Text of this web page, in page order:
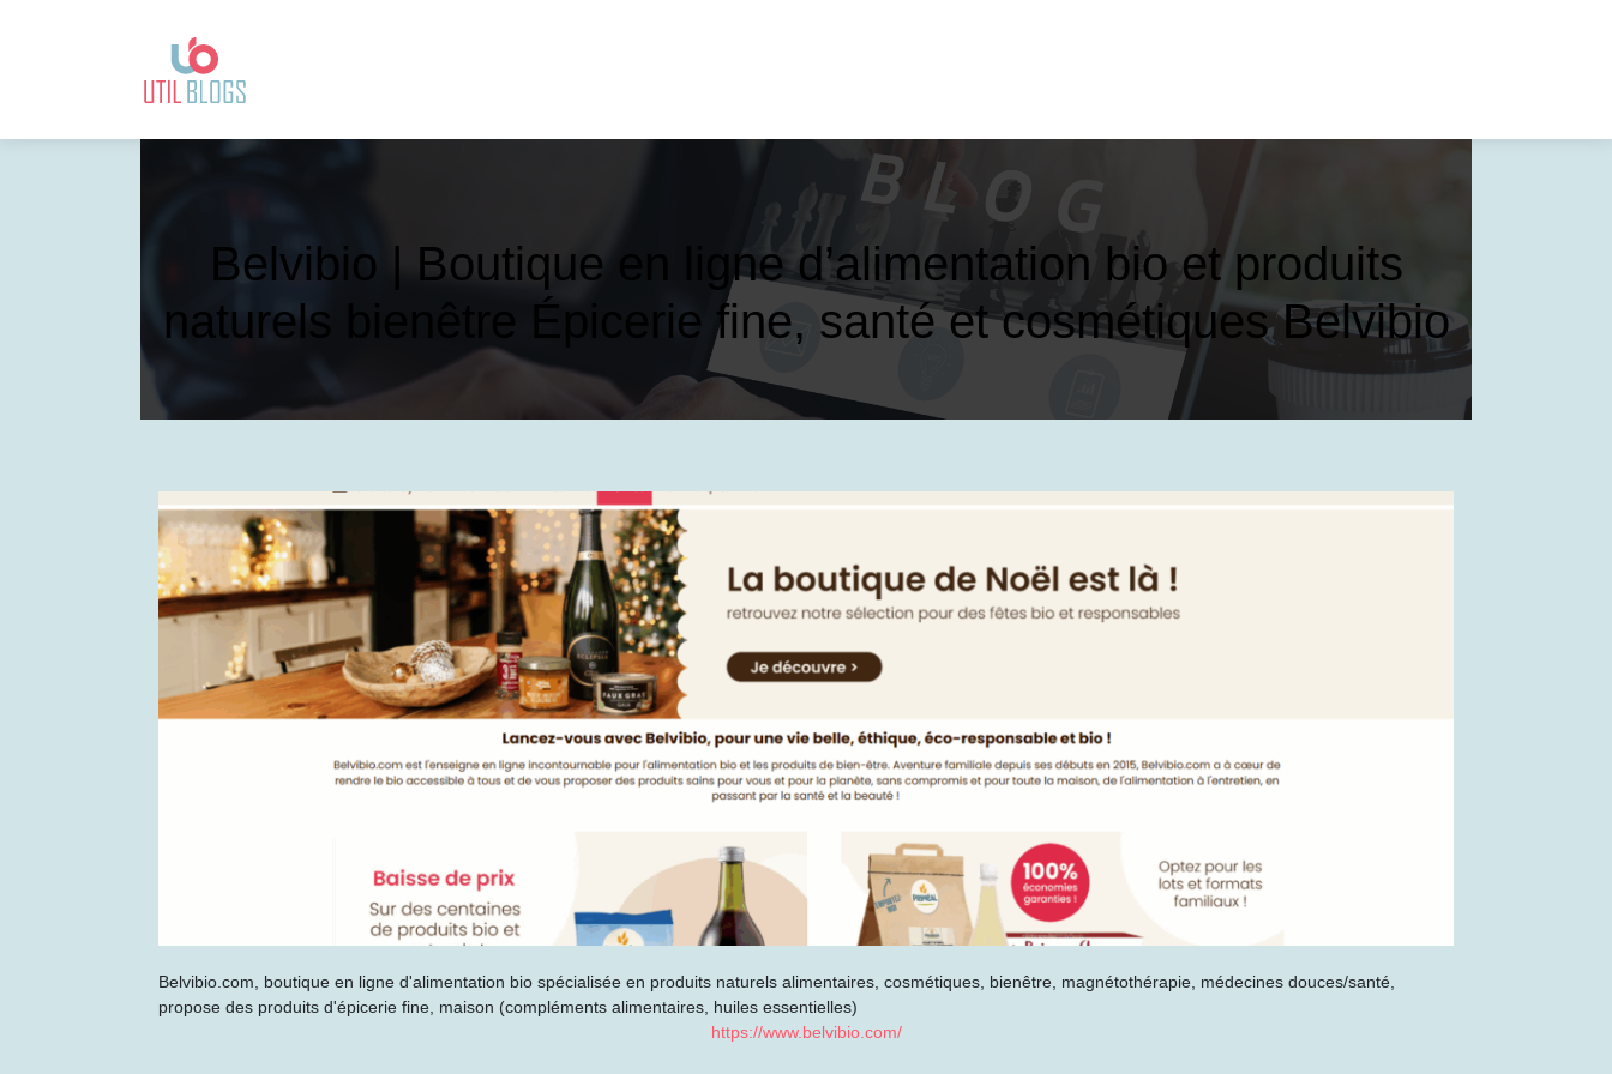
Belvibio | Boutique en ligne d’alimen­ta­tion bio et produits
naturels bienêtre Épicerie fine, santé et cosmétiques Belvibio
Belvibio.com, boutique en ligne d'alimentation bio spécialisée en produits naturels alimentaires, cosmétiques, bienêtre, magnétothérapie, médecines douces/santé,
propose des produits d'épicerie fine, maison (compléments alimentaires, huiles essentielles)
https://www.belvibio.com/